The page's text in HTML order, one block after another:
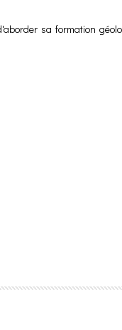
sa formation